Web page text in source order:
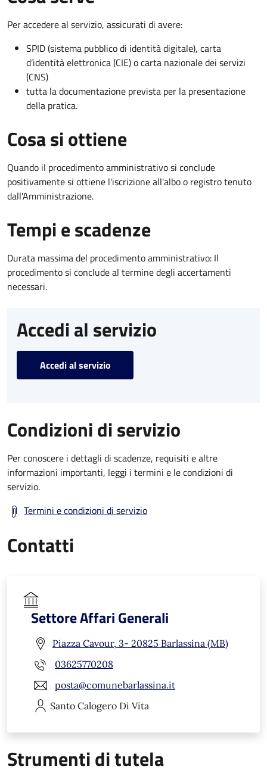
Per accedere al servizio, assicurati di avere:
SPID (sistema pubblico di identità digitale), carta
d’identità elettronica (CIE) o carta nazionale dei servizi
(CNS)
tutta la documentazione prevista per la presentazione
della pratica.
Cosa si ottiene
Quando il procedimento amministrativo si conclude
positivamente si ottiene l'iscrizione all'albo o registro tenuto
dall'Amministrazione.
Tempi e scadenze
Durata massima del procedimento amministrativo: Il
procedimento si conclude al termine degli accertamenti
necessari.
Accedi al servizio
Accedi al servizio
Condizioni di servizio
Per conoscere i dettagli di scadenze, requisiti e altre
informazioni importanti, leggi i termini e le condizioni di
servizio.
Termini e condizioni di servizio
Contatti
Settore Affari Generali
Piazza Cavour, 3- 20825 Barlassina (MB)
03625770208
posta@comunebarlassina.it
Santo Calogero Di Vita
Strumenti di tutela